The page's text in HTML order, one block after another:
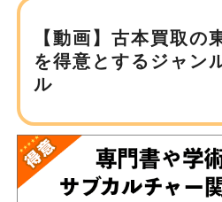
【動画】古本買取の
を得意とするジャン
ル